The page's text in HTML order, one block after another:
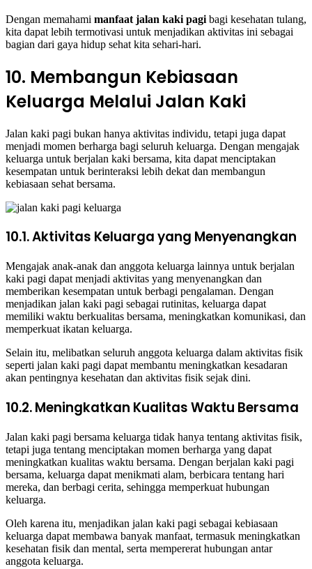
Dengan memahami manfaat jalan kaki pagi bagi kesehatan tulang,
kita dapat lebih termotivasi untuk menjadikan aktivitas ini sebagai
bagian dari gaya hidup sehat kita sehari-hari.
10. Membangun Kebiasaan
Keluarga Melalui Jalan Kaki
Jalan kaki pagi bukan hanya aktivitas individu, tetapi juga dapat
menjadi momen berharga bagi seluruh keluarga. Dengan mengajak
keluarga untuk berjalan kaki bersama, kita dapat menciptakan
kesempatan untuk berinteraksi lebih dekat dan membangun
kebiasaan sehat bersama.
10.1. Aktivitas Keluarga yang Menyenangkan
Mengajak anak-anak dan anggota keluarga lainnya untuk berjalan
kaki pagi dapat menjadi aktivitas yang menyenangkan dan
memberikan kesempatan untuk berbagi pengalaman. Dengan
menjadikan jalan kaki pagi sebagai rutinitas, keluarga dapat
memiliki waktu berkualitas bersama, meningkatkan komunikasi, dan
memperkuat ikatan keluarga.
Selain itu, melibatkan seluruh anggota keluarga dalam aktivitas fisik
seperti jalan kaki pagi dapat membantu meningkatkan kesadaran
akan pentingnya kesehatan dan aktivitas fisik sejak dini.
10.2. Meningkatkan Kualitas Waktu Bersama
Jalan kaki pagi bersama keluarga tidak hanya tentang aktivitas fisik,
tetapi juga tentang menciptakan momen berharga yang dapat
meningkatkan kualitas waktu bersama. Dengan berjalan kaki pagi
bersama, keluarga dapat menikmati alam, berbicara tentang hari
mereka, dan berbagi cerita, sehingga memperkuat hubungan
keluarga.
Oleh karena itu, menjadikan jalan kaki pagi sebagai kebiasaan
keluarga dapat membawa banyak manfaat, termasuk meningkatkan
kesehatan fisik dan mental, serta mempererat hubungan antar
anggota keluarga.